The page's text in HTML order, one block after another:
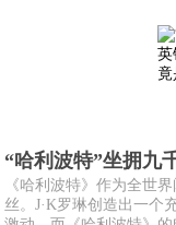
“哈利波特”坐拥九
《哈利波特》作为全世
丝。J·K罗琳创造出一个